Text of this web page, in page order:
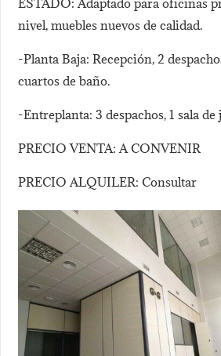
nivel, muebles nuevos de calidad.
-Planta Baja: Recepción, 2
cuartos de baño.
-Entreplanta: 3 despachos, 1 sala de
PRECIO VENTA: A CONVENIR
PRECIO ALQUILER: Consultar